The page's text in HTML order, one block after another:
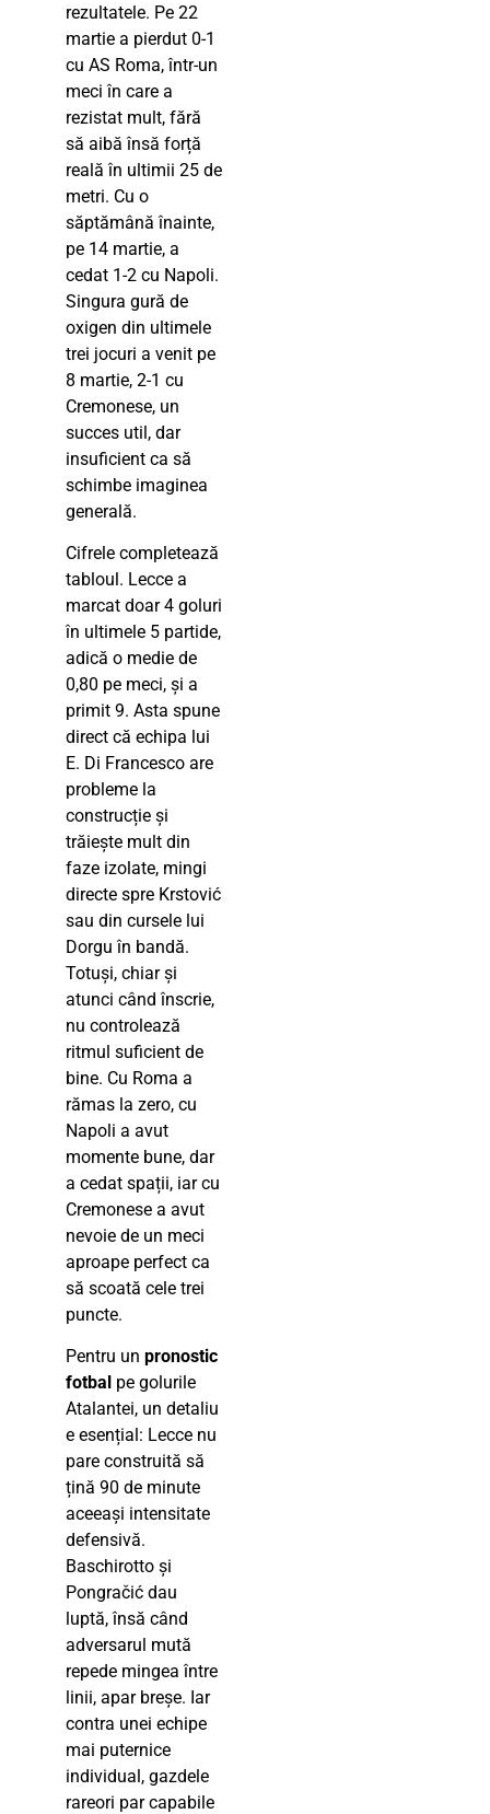
rezultatele. Pe 22
martie a pierdut 0-1
cu AS Roma, într-un
meci în care a
rezistat mult, fără
să aibă însă forță
reală în ultimii 25 de
metri. Cu o
săptămână înainte,
pe 14 martie, a
cedat 1-2 cu Napoli.
Singura gură de
oxigen din ultimele
trei jocuri a venit pe
8 martie, 2-1 cu
Cremonese, un
succes util, dar
insuficient ca să
schimbe imaginea
generală.
Cifrele completează
tabloul. Lecce a
marcat doar 4 goluri
în ultimele 5 partide,
adică o medie de
0,80 pe meci, și a
primit 9. Asta spune
direct că echipa lui
E. Di Francesco are
probleme la
construcție și
trăiește mult din
faze izolate, mingi
directe spre Krstović
sau din cursele lui
Dorgu în bandă.
Totuși, chiar și
atunci când înscrie,
nu controlează
ritmul suficient de
bine. Cu Roma a
rămas la zero, cu
Napoli a avut
momente bune, dar
a cedat spații, iar cu
Cremonese a avut
nevoie de un meci
aproape perfect ca
să scoată cele trei
puncte.
Pentru un pronostic
fotbal pe golurile
Atalantei, un detaliu
e esențial: Lecce nu
pare construită să
țină 90 de minute
aceeași intensitate
defensivă.
Baschirotto și
Pongračić dau
luptă, însă când
adversarul mută
repede mingea între
linii, apar breșe. Iar
contra unei echipe
mai puternice
individual, gazdele
rareori par capabile